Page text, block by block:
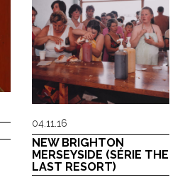
04.11.16
NEW BRIGHTON
MERSEYSIDE (SÉRIE THE
LAST RESORT)